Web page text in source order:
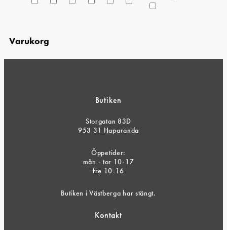
Varukorg
Butiken
Storgatan 83D
953 31 Haparanda
Öppetider:
mån - tor 10-17
fre 10-16
Butiken i Västberga har stängt.
Kontakt